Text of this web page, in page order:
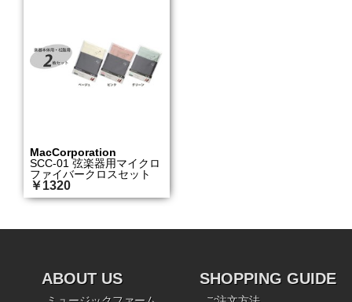
MacCorporation
SCC-01 弦楽器用マイクロ
ファイバークロスセット
￥1320
ABOUT US SHOPPING GUIDE